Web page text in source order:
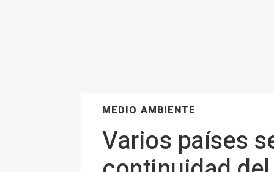
MEDIO AMBIENTE
Varios países